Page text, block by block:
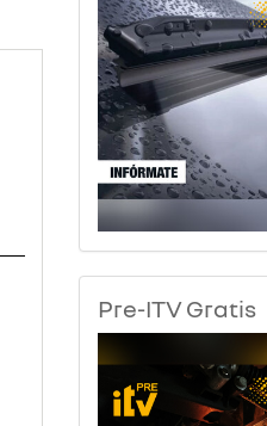
Pre-ITV Gratis